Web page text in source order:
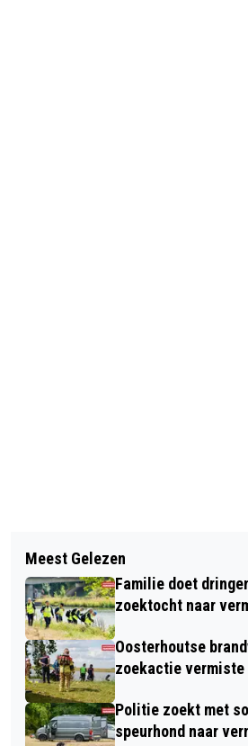
VERWONDERING
STATUES FESTIVAL IN
WIJ WENSEN JOU EEN
MOEDERDAG!
Meest Gelezen
Familie doet
zoektocht naar
Oosterhoutse
zoekactie vermiste
Politie zoekt met
speurhond naar